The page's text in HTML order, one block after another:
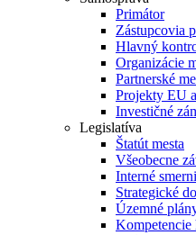
Primátor
Zástupcovia
Hlavný
Organizácie
Partnerské
Projekty EU
Investičné
Legislatíva
Štatút mesta
Všeobecne
Interné
Strategické
Územné
Kompetencie